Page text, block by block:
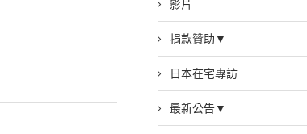
影片
捐款贊助▼
日本在宅專訪
最新公告▼